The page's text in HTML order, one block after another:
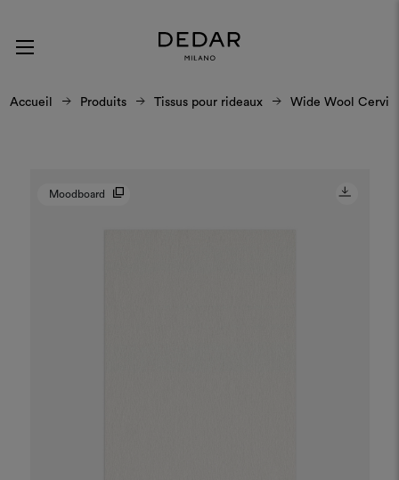
Accueil Produits Tissus pour rideaux Wide Wool
Moodboard